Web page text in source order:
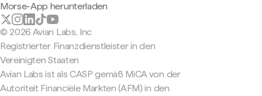
Morse-App herunterladen
© 2026 Avian Labs, Inc
Registrierter Finanzdienstleister in den
Vereinigten Staaten
Avian Labs ist als CASP gemäß MiCA von der
Autoriteit Financiële Markten (AFM) in den